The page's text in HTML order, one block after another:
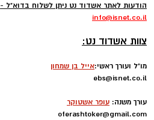
הודעות לאתר אשדוד נט ניתן לשלוח בדוא"ל -
info@isnet.co.il
צוות אשדוד נט:
מו"ל ועורך ראשי:אייל בן שמחון
ebs@isnet.co.il
עורך משנה: עופר אשטוקר
oferashtoker@gmail.com